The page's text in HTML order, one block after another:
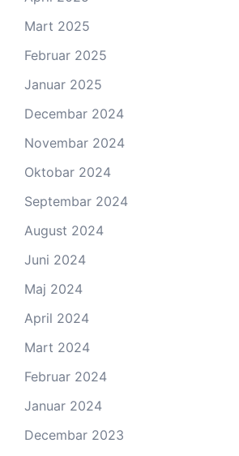
Mart 2025
Februar 2025
Januar 2025
Decembar 2024
Novembar 2024
Oktobar 2024
Septembar 2024
August 2024
Juni 2024
Maj 2024
April 2024
Mart 2024
Februar 2024
Januar 2024
Decembar 2023